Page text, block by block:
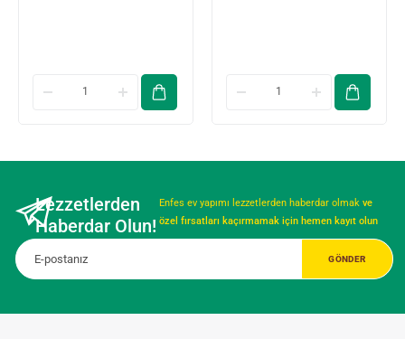
Lezzetlerden
Haberdar Olun!
Enfes ev yapımı lezzetlerden haberdar olmak ve
özel fırsatları kaçırmamak için hemen kayıt olun